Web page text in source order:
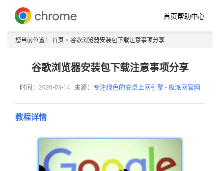
首页帮助中心
您当前位置： 首页 > 谷歌浏览器安装包下载注意事项分享
谷歌浏览器安装包下载注意事项分享
时间：2026-03-14 来源：专注绿色的安卓上网引擎 - 极派网官网
教程详情